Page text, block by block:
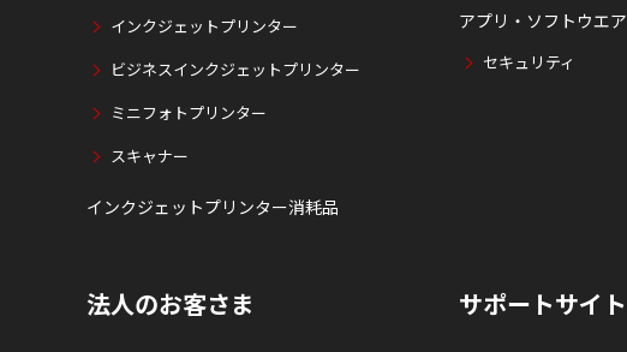
インクジェットプリンター
ビジネスインクジェットプリンター
ミニフォトプリンター
スキャナー
インクジェットプリンター消耗品
アプリ・ソフトウエア
セキュリティ
法人のお客さま サポートサイト